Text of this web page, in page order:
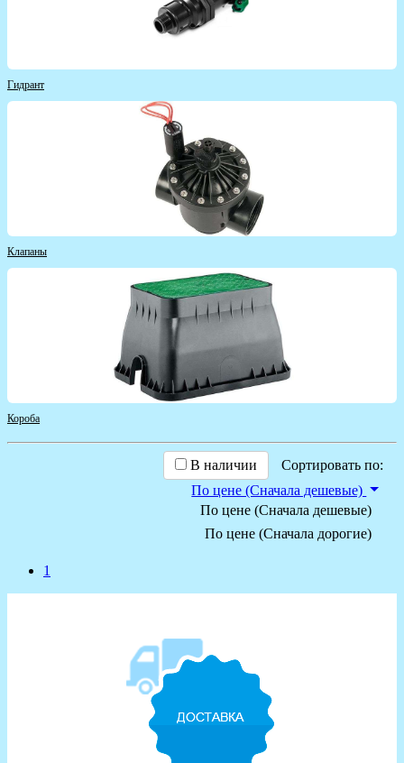
Гидрант
Клапаны
Короба
В наличии
Сортировать по:
По цене (Сначала дешевые)
По цене (Сначала дешевые)
По цене (Сначала дорогие)
1